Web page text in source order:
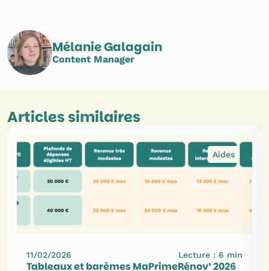
Mélanie Galagain
Content Manager
Articles similaires
Aides
11/02/2026 Lecture : 6 min
Tableaux et barèmes MaPrimeRénov’ 2026